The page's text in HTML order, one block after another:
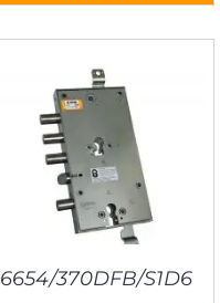
6654/370DFB/S1D6